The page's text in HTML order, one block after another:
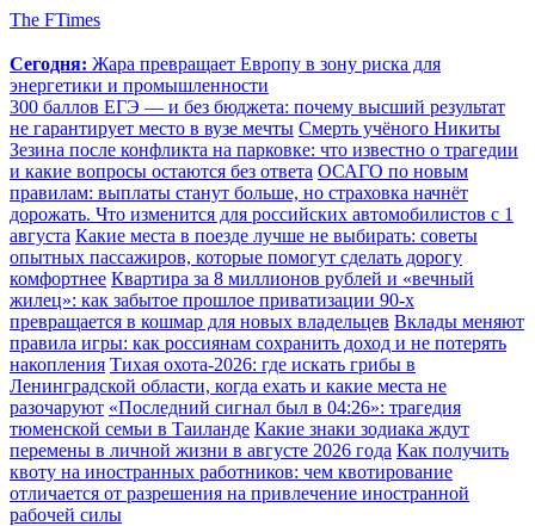
The FTimes
Сегодня: Жара превращает Европу в зону риска для
энергетики и промышленности
300 баллов ЕГЭ — и без бюджета: почему высший результат
не гарантирует место в вузе мечты Смерть учёного Никиты
Зезина после конфликта на парковке: что известно о трагедии
и какие вопросы остаются без ответа ОСАГО по новым
правилам: выплаты станут больше, но страховка начнёт
дорожать. Что изменится для российских автомобилистов с 1
августа Какие места в поезде лучше не выбирать: советы
опытных пассажиров, которые помогут сделать дорогу
комфортнее Квартира за 8 миллионов рублей и «вечный
жилец»: как забытое прошлое приватизации 90-х
превращается в кошмар для новых владельцев Вклады меняют
правила игры: как россиянам сохранить доход и не потерять
накопления Тихая охота-2026: где искать грибы в
Ленинградской области, когда ехать и какие места не
разочаруют «Последний сигнал был в 04:26»: трагедия
тюменской семьи в Таиланде Какие знаки зодиака ждут
перемены в личной жизни в августе 2026 года Как получить
квоту на иностранных работников: чем квотирование
отличается от разрешения на привлечение иностранной
рабочей силы